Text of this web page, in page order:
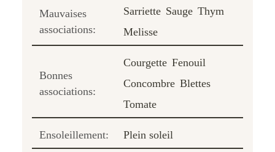
Mauvaises
associations:
Sarriette Sauge Thym
Melisse
Bonnes
associations:
Courgette Fenouil
Concombre Blettes
Tomate
Ensoleillement: Plein soleil